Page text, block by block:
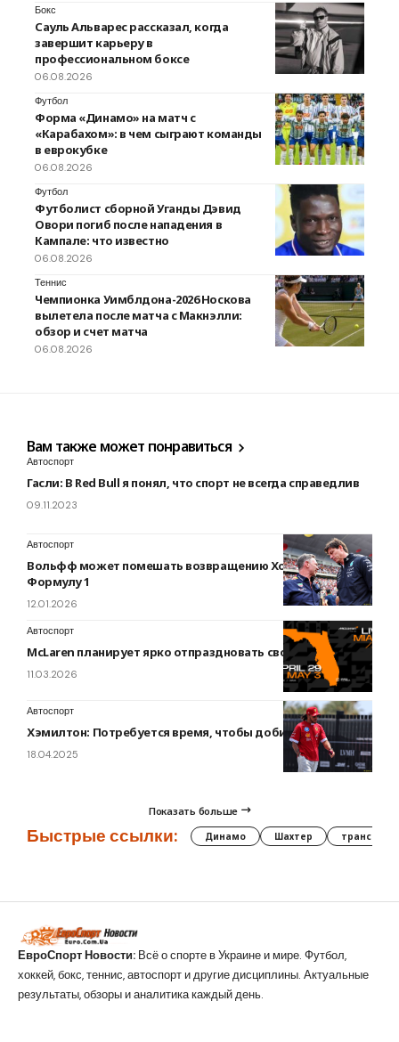
Бокс
Сауль Альварес рассказал, когда
завершит карьеру в
профессиональном боксе
06.08.2026
Футбол
Форма «Динамо» на матч с
«Карабахом»: в чем сыграют команды
в еврокубке
06.08.2026
Футбол
Футболист сборной Уганды Дэвид
Овори погиб после нападения в
Кампале: что известно
06.08.2026
Теннис
Чемпионка Уимблдона-2026 Носкова
вылетела после матча с Макнэлли:
обзор и счет матча
06.08.2026
Вам также может понравиться
Автоспорт
Гасли: В Red Bull я понял, что спорт не всегда справедлив
09.11.2023
Автоспорт
Вольфф может помешать возвращению Хорнера в
Формулу 1
12.01.2026
Автоспорт
McLaren планирует ярко отпраздновать свою 1000-ю гонку
11.03.2026
Автоспорт
Хэмилтон: Потребуется время, чтобы добиться успеха
18.04.2025
Показать больше
Быстрые ссылки: Динамо Шахтер трансферы
ЕвроСпорт Новости: Всё о спорте в Украине и мире. Футбол,
хоккей, бокс, теннис, автоспорт и другие дисциплины. Актуальные
результаты, обзоры и аналитика каждый день.